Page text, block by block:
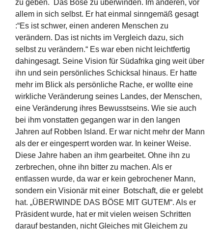
zu geben. Das Böse zu überwinden. Im anderen, vor
allem in sich selbst. Er hat einmal sinngemäß gesagt
:“Es ist schwer, einen anderen Menschen zu
verändern. Das ist nichts im Vergleich dazu, sich
selbst zu verändern.“ Es war eben nicht leichtfertig
dahingesagt. Seine Vision für Südafrika ging weit über
ihn und sein persönliches Schicksal hinaus. Er hatte
mehr im Blick als persönliche Rache, er wollte eine
wirkliche Veränderung seines Landes, der Menschen,
eine Veränderung ihres Bewusstseins. Wie sie auch
bei ihm vonstatten gegangen war in den langen
Jahren auf Robben Island. Er war nicht mehr der Mann
als der er eingesperrt worden war. In keiner Weise.
Diese Jahre haben an ihm gearbeitet. Ohne ihn zu
zerbrechen, ohne ihn bitter zu machen. Als er
entlassen wurde, da war er kein gebrochener Mann,
sondern ein Visionär mit einer Botschaft, die er gelebt
hat. „ÜBERWINDE DAS BÖSE MIT GUTEM“. Als er
Präsident wurde, hat er mit vielen weisen Schritten
darauf bestanden, nicht Gleiches mit Gleichem zu